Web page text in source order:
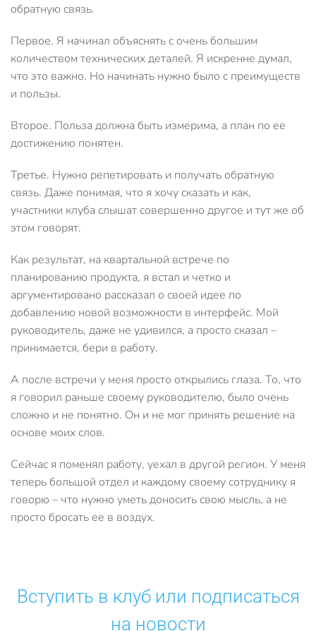
обратную связь.
Первое. Я начинал объяснять с очень большим
количеством технических деталей. Я искренне думал,
что это важно. Но начинать нужно было с преимуществ
и пользы.
Второе. Польза должна быть измерима, а план по ее
достижению понятен.
Третье. Нужно репетировать и получать обратную
связь. Даже понимая, что я хочу сказать и как,
участники клуба слышат совершенно другое и тут же об
этом говорят.
Как результат, на квартальной встрече по
планированию продукта, я встал и четко и
аргументировано рассказал о своей идее по
добавлению новой возможности в интерфейс. Мой
руководитель, даже не удивился, а просто сказал –
принимается, бери в работу.
А после встречи у меня просто открылись глаза. То, что
я говорил раньше своему руководителю, было очень
сложно и не понятно. Он и не мог принять решение на
основе моих слов.
Сейчас я поменял работу, уехал в другой регион. У меня
теперь большой отдел и каждому своему сотруднику я
говорю – что нужно уметь доносить свою мысль, а не
просто бросать ее в воздух.
Вступить в клуб или подписаться
на новости